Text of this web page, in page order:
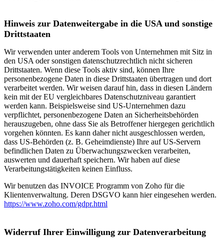
Hinweis zur Datenweitergabe in die USA und sonstige
Drittstaaten
Wir verwenden unter anderem Tools von Unternehmen mit Sitz in
den USA oder sonstigen datenschutzrechtlich nicht sicheren
Drittstaaten. Wenn diese Tools aktiv sind, können Ihre
personenbezogene Daten in diese Drittstaaten übertragen und dort
verarbeitet werden. Wir weisen darauf hin, dass in diesen Ländern
kein mit der EU vergleichbares Datenschutzniveau garantiert
werden kann. Beispielsweise sind US-Unternehmen dazu
verpflichtet, personenbezogene Daten an Sicherheitsbehörden
herauszugeben, ohne dass Sie als Betroffener hiergegen gerichtlich
vorgehen könnten. Es kann daher nicht ausgeschlossen werden,
dass US-Behörden (z. B. Geheimdienste) Ihre auf US-Servern
befindlichen Daten zu Überwachungszwecken verarbeiten,
auswerten und dauerhaft speichern. Wir haben auf diese
Verarbeitungstätigkeiten keinen Einfluss.
Wir benutzen das INVOICE Programm von Zoho für die
Klientenverwaltung. Deren DSGVO kann hier eingesehen werden.
https://www.zoho.com/gdpr.html
Widerruf Ihrer Einwilligung zur Datenverarbeitung